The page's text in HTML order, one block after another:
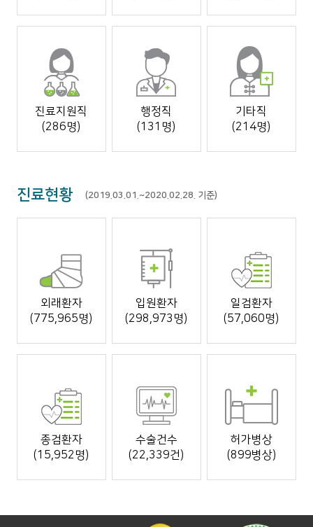
진료지원직
(286명)
행정직
(131명)
기타직
(214명)
진료현황 (2019.03.01.~2020.02.28. 기준)
외래환자
(775,965명)
입원환자
(298,973명)
일검환자
(57,060명)
종검환자
(15,952명)
수술건수
(22,339건)
허가병상
(899병상)